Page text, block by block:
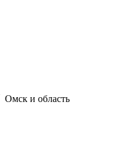
Омск и область